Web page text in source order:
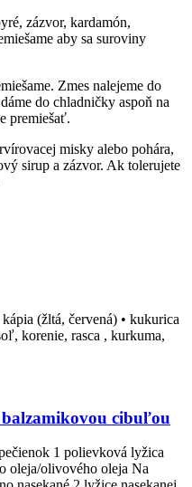
zázvor, kardamón,
aby sa suroviny
Zmes nalejeme do
do chladničky aspoň na
premiešať.
misky alebo pohára,
sirup a zázvor. Ak tolerujete
(žltá, červená) • kukurica
korenie, rasca , kurkuma,
balzamikovou cibuľou
1 polievková lyžica
oleja/olivového oleja Na